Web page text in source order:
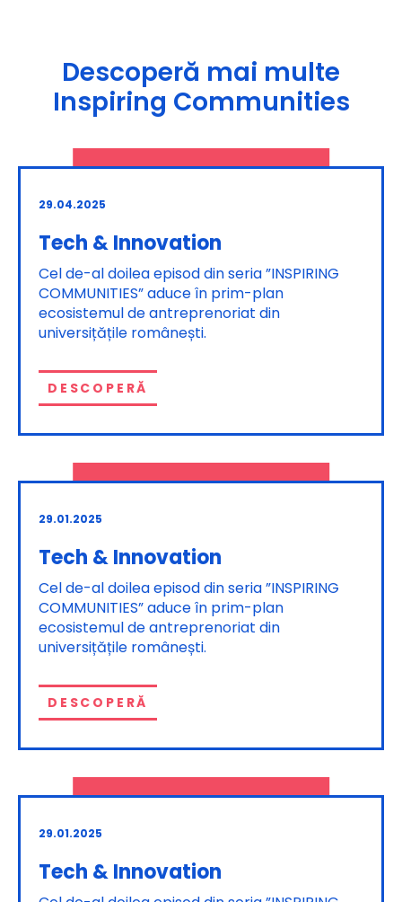
Descoperă mai multe
Inspiring Communities
29.04.2025
Tech & Innovation
Cel de-al doilea episod din seria ”INSPIRING
COMMUNITIES” aduce în prim-plan
ecosistemul de antreprenoriat din
universițățile românești.
DESCOPERĂ
29.01.2025
Tech & Innovation
Cel de-al doilea episod din seria ”INSPIRING
COMMUNITIES” aduce în prim-plan
ecosistemul de antreprenoriat din
universițățile românești.
DESCOPERĂ
29.01.2025
Tech & Innovation